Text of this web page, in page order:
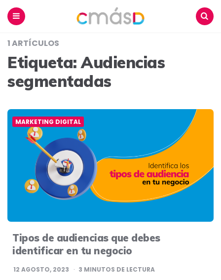
1 ARTÍCULOS
Etiqueta:Audiencias
segmentadas
MARKETING DIGITAL
Tipos de audiencias que debes
identificar en tu negocio
12 AGOSTO, 2023 3 MINUTOS DE LECTURA